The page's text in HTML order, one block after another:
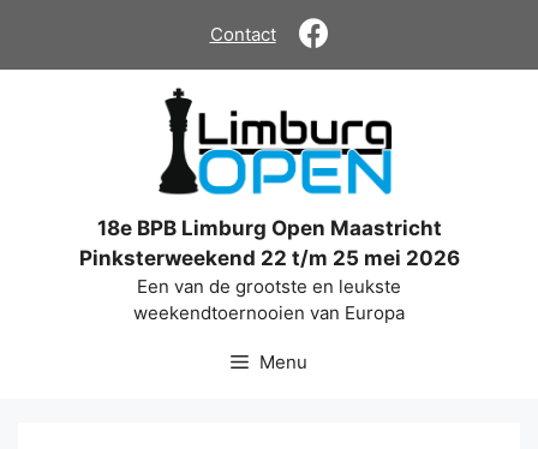
de
Contact
18e BPB Limburg Open Maastricht
Pinksterweekend 22 t/m 25 mei 2026
Een van de grootste en leukste
weekendtoernooien van Europa
Menu